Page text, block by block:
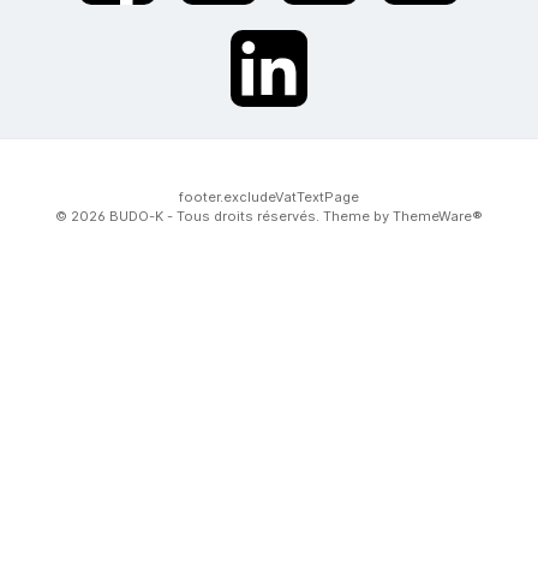
twt.widget.communities.linkedin.name
footer.excludeVatTextPage
© 2026 BUDO-K - Tous droits réservés. Theme by ThemeWare®